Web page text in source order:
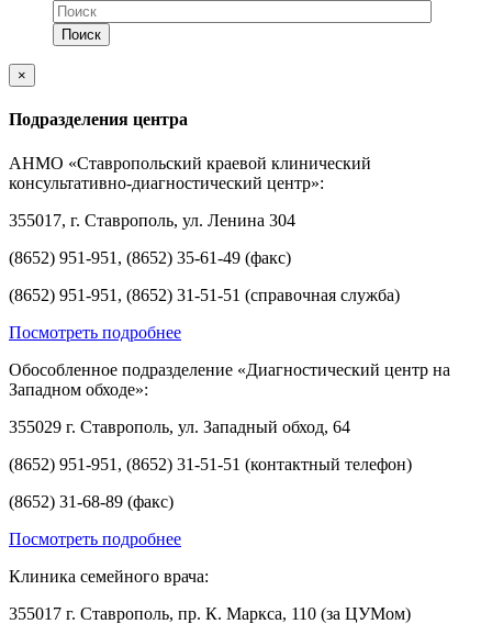
×
Подразделения центра
АНМО «Ставропольский краевой клинический
консультативно-диагностический центр»:
355017, г. Ставрополь, ул. Ленина 304
(8652) 951-951, (8652) 35-61-49 (факс)
(8652) 951-951, (8652) 31-51-51 (справочная служба)
Посмотреть подробнее
Обособленное подразделение «Диагностический центр на
Западном обходе»:
355029 г. Ставрополь, ул. Западный обход, 64
(8652) 951-951, (8652) 31-51-51 (контактный телефон)
(8652) 31-68-89 (факс)
Посмотреть подробнее
Клиника семейного врача:
355017 г. Ставрополь, пр. К. Маркса, 110 (за ЦУМом)